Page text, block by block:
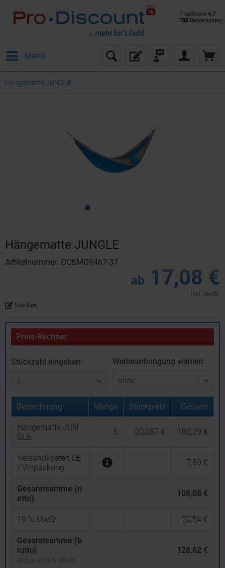
Menü
Hängematte JUNGLE
Hängematte JUNGLE
Artikelnummer: OCBMO9467-37
ab 17,08 €
inkl. MwSt.
Merken
Preis-Rechner:
Stückzahl eingeben: Werbeanbringung wählen:
Bezeichnung Menge Stückpreis Gesamt
Hängematte JUN
GLE
5 20,057 € 100,29 €
Versandkosten DE
/ Verpackung
7,80 €
Gesamtsumme (n
etto)
108,08 €
19 % MwSt. 20,54 €
Gesamtsumme (b
rutto)
inklusive 19 % MwSt.
128,62 €